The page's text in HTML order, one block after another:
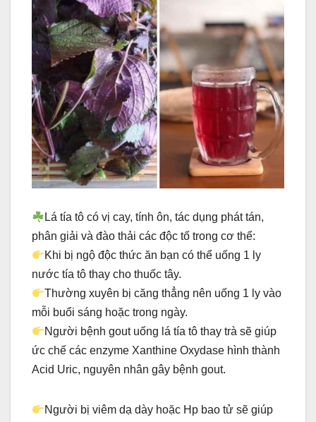
Lá tía tô có vị cay, tính ôn, tác dụng phát tán,
phân giải và đào thải các độc tố trong cơ thể:
Khi bị ngộ độc thức ăn bạn có thể uống 1 ly
nước tía tô thay cho thuốc tây.
Thường xuyên bị căng thẳng nên uống 1 ly vào
mỗi buổi sáng hoặc trong ngày.
Người bệnh gout uống lá tía tô thay trà sẽ giúp
ức chế các enzyme Xanthine Oxydase hình thành
Acid Uric, nguyên nhân gây bệnh gout.
Người bị viêm dạ dày hoặc Hp bao tử sẽ giúp